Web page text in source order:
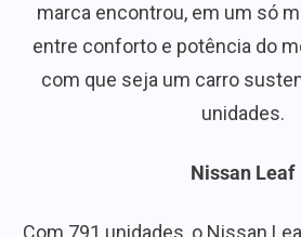
marca encontrou, em um só
entre conforto e potência do
com que seja um carro
unidades.
Nissan Leaf
Com 791 unidades, o Nissan